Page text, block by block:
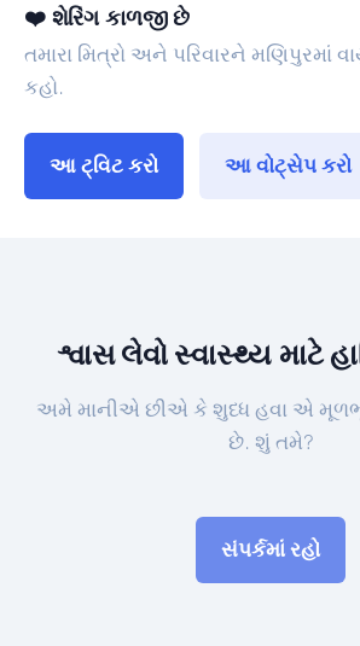
❤️ શેરિંગ કાળજી છે
તમારા મિત્રો અને પરિવારને મણિપુરમાં
કહો.
આ ટ્વિટ કરો આ વોટ્સેપ કરો
શ્વાસ લેવો સ્વાસ્થ્ય માટે
અમે માનીએ છીએ કે શુધ્ધ હવા એ
છે. શું તમે?
સંપર્કમાં રહો